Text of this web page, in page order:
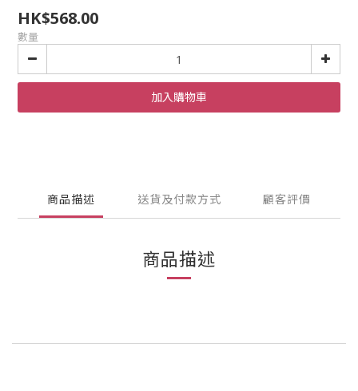
HK$568.00
數量
加入購物車
商品描述 送貨及付款方式 顧客評價
商品描述